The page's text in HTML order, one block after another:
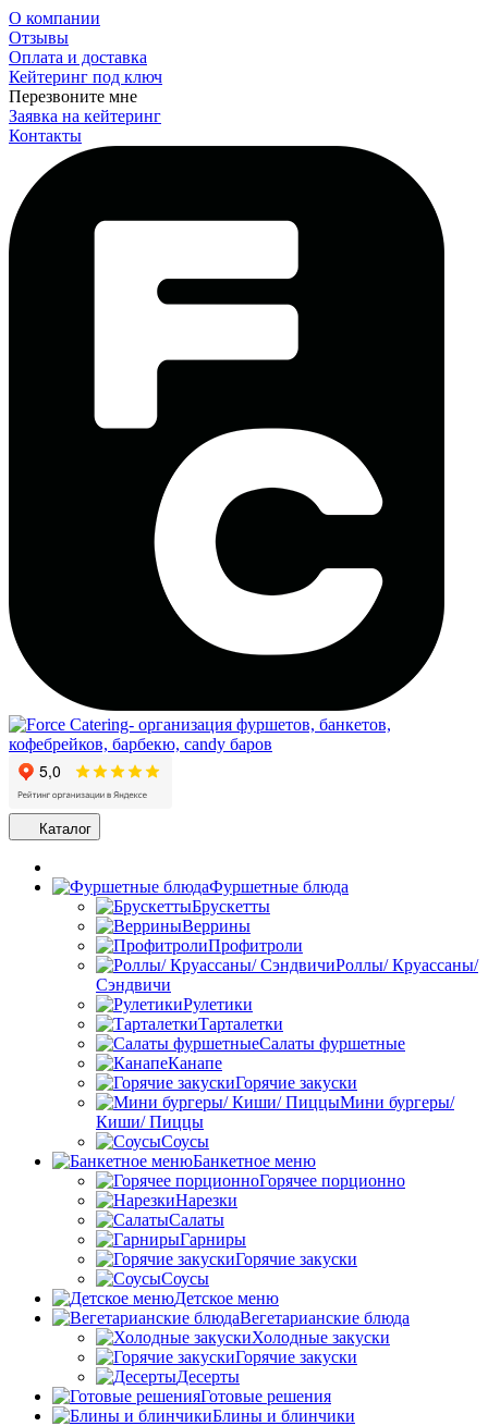
О компании
Отзывы
Оплата и доставка
Кейтеринг под ключ
Перезвоните мне
Заявка на кейтеринг
Контакты
Каталог
Фуршетные блюда
Брускетты
Веррины
Профитроли
Роллы/ Круассаны/
Сэндвичи
Рулетики
Тарталетки
Салаты фуршетные
Канапе
Горячие закуски
Мини бургеры/
Киши/ Пиццы
Соусы
Банкетное меню
Горячее порционно
Нарезки
Салаты
Гарниры
Горячие закуски
Соусы
Детское меню
Вегетарианские блюда
Холодные закуски
Горячие закуски
Десерты
Готовые решения
Блины и блинчики